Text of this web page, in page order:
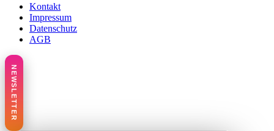
Kontakt
Impressum
Datenschutz
AGB